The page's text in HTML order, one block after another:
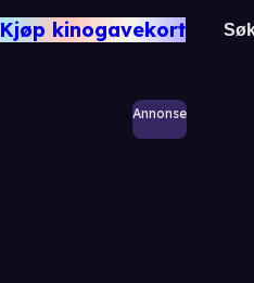
Kjøp kinogavekort
Annonse